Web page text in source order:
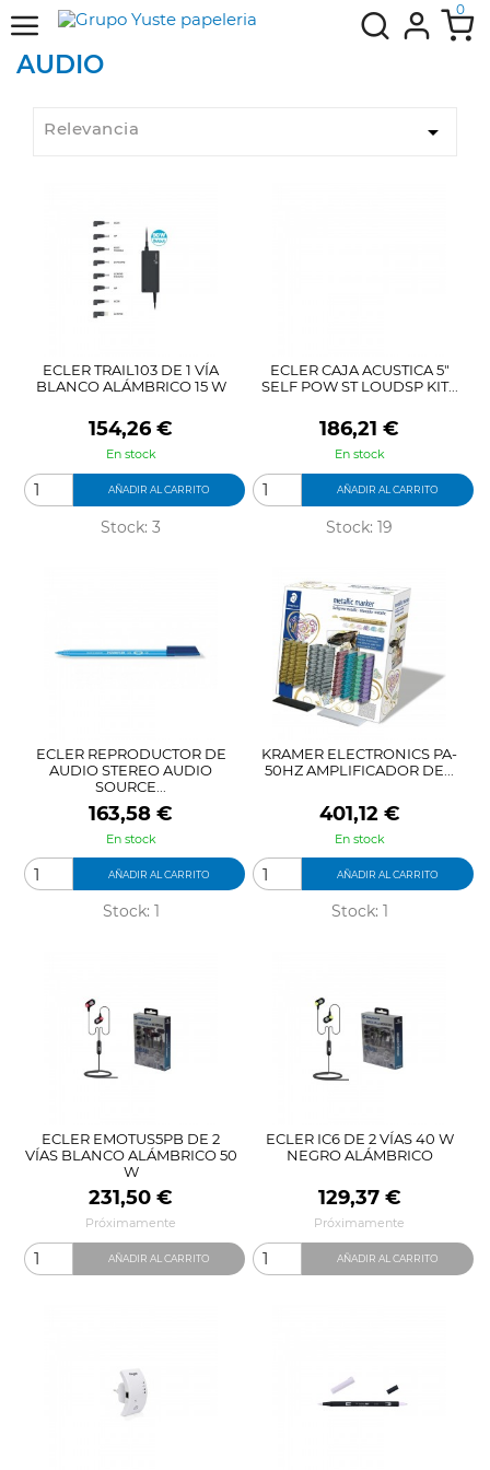
0
AUDIO
Relevancia 
ECLER TRAIL103 DE 1 VÍA
BLANCO ALÁMBRICO 15 W
Precio
154,26 €
En stock
AÑADIR AL CARRITO
Stock: 3
ECLER CAJA ACUSTICA 5"
SELF POW ST LOUDSP KIT...
Precio
186,21 €
En stock
AÑADIR AL CARRITO
Stock: 19
ECLER REPRODUCTOR DE
AUDIO STEREO AUDIO
SOURCE...
Precio
163,58 €
En stock
AÑADIR AL CARRITO
Stock: 1
KRAMER ELECTRONICS PA-
50HZ AMPLIFICADOR DE...
Precio
401,12 €
En stock
AÑADIR AL CARRITO
Stock: 1
ECLER EMOTUS5PB DE 2
VÍAS BLANCO ALÁMBRICO 50
W
Precio
231,50 €
Próximamente
AÑADIR AL CARRITO
ECLER IC6 DE 2 VÍAS 40 W
NEGRO ALÁMBRICO
Precio
129,37 €
Próximamente
AÑADIR AL CARRITO